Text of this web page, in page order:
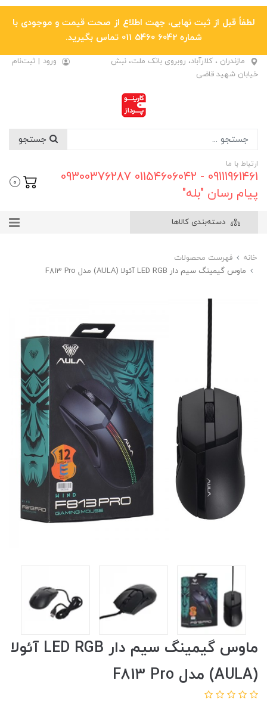
لطفاً قبل از ثبت نهایی، جهت اطلاع از صحت قیمت و موجودی با
شماره 6042 5460 011 تماس بگیرید.
مازندران ، کلارآباد، روبروی بانک ملت، نبش
خیابان شهید قاضی
ورود | ثبت‌نام
ارتباط با ما
09111961461 - 01154606042 09300376287
پیام رسان "بله"
0
دسته‌بندی کالاها
خانه
فهرست محصولات
ماوس گیمینگ سیم دار LED RGB آئولا (AULA) مدل F813 Pro
ماوس گیمینگ سیم دار LED RGB آئولا
(AULA) مدل F813 Pro